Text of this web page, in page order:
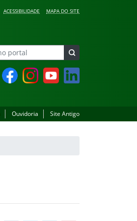
ACESSIBILIDADE MAPA DO SITE
FacebookInstagramYouTube LinkedIn
Ouvidoria Site Antigo